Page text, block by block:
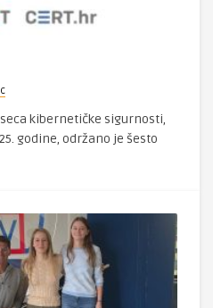
kibernetičke sigurnosti,
godine, održano je šesto